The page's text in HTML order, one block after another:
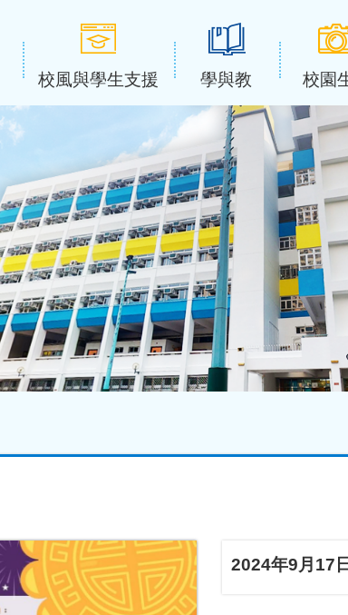
校風與學生支援 學與教 校園
2024年9月17